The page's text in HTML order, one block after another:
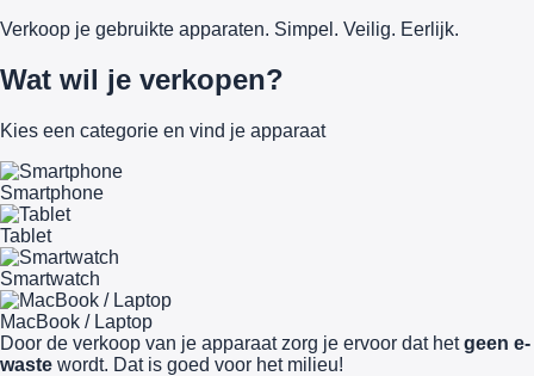
Verkoop je gebruikte apparaten. Simpel. Veilig. Eerlijk.
Wat wil je verkopen?
Kies een categorie en vind je apparaat
Smartphone
Tablet
Smartwatch
MacBook / Laptop
Door de verkoop van je apparaat zorg je ervoor dat hetgeen e-
waste wordt. Dat is goed voor het milieu!